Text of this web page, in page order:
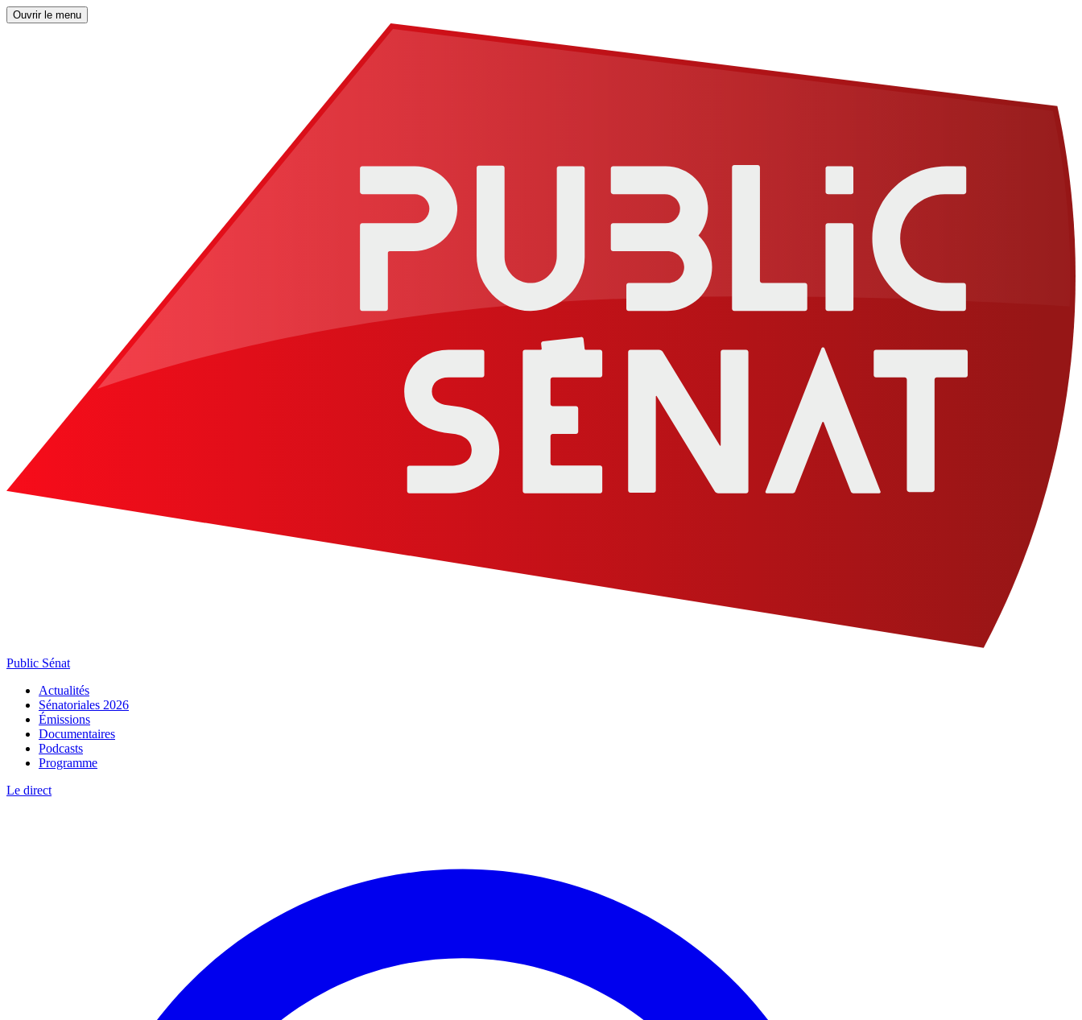
Ouvrir le menu
Public Sénat
Actualités
Sénatoriales 2026
Émissions
Documentaires
Podcasts
Programme
Le direct